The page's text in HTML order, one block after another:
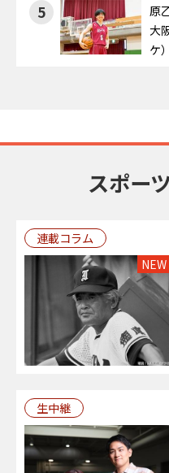
5
原
大
ケ）
スポー
連載コラム
NEW
生中継